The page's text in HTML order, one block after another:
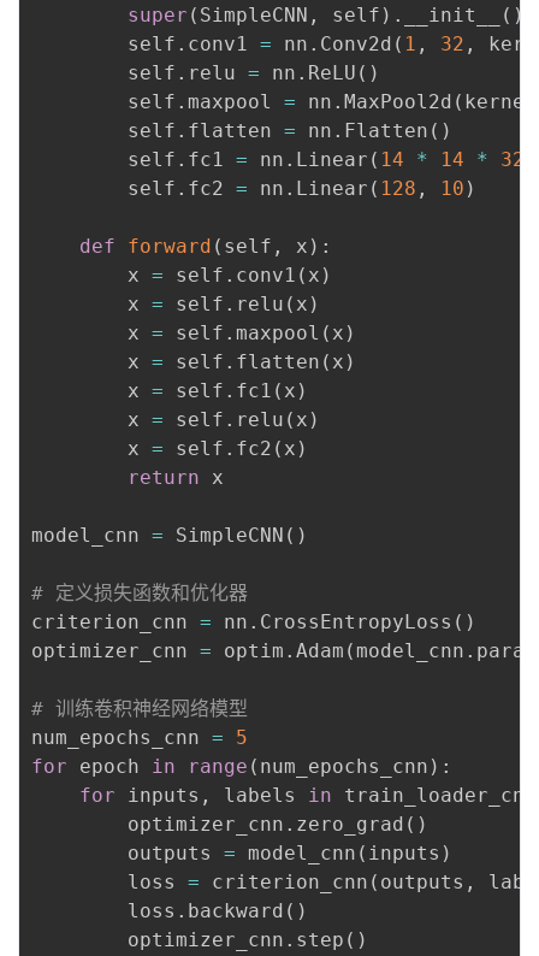
super ( SimpleCNN , self ) . __init__ ( )
        self
. conv1 = nn . Conv2d ( 1 , 32 ,
        self
. relu = nn . ReLU ( )
        self
. maxpool = nn . MaxPool2d (
        self
. flatten = nn . Flatten ( )
        self
. fc1 = nn . Linear ( 14 * 14 * 32
        self
. fc2 = nn . Linear ( 128 , 10 )
def forward ( self , x ) :
        x
= self . conv1 ( x )
        x
= self . relu ( x )
        x
= self . maxpool ( x )
        x
= self . flatten ( x )
        x
= self . fc1 ( x )
        x
= self . relu ( x )
        x
= self . fc2 ( x )
return x
model_cnn = SimpleCNN ( )
# 定义损失函数和优化器
criterion_cnn = nn . CrossEntropyLoss ( )
optimizer_cnn = optim . Adam ( model_cnn .
# 训练卷积神经网络模型
num_epochs_cnn =
5
for epoch in range ( num_epochs_cnn ) :
for inputs , labels in train_loader_cnn
        optimizer_cnn
. zero_grad ( )
        outputs
= model_cnn ( inputs )
        loss
= criterion_cnn ( outputs ,
        loss
. backward ( )
        optimizer_cnn
. step ( )